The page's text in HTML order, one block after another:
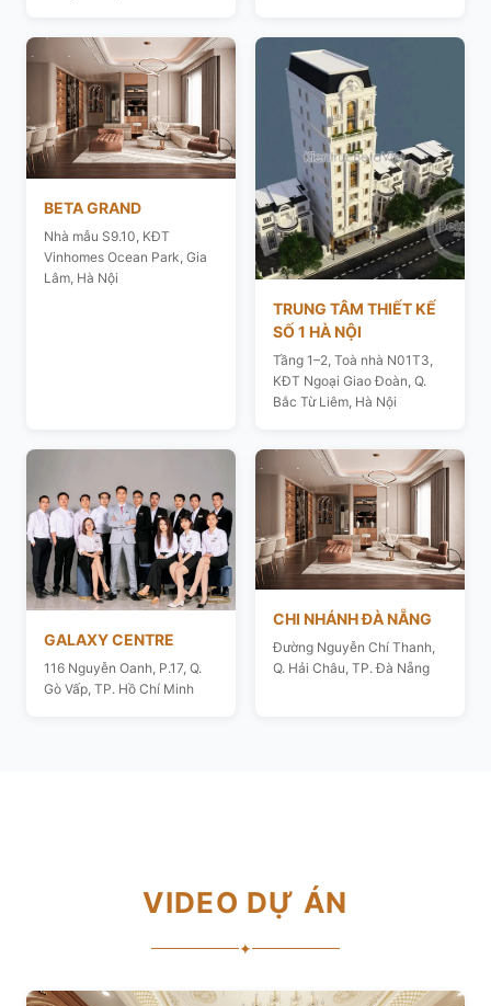
BETA GRAND
Nhà mẫu S9.10, KĐT
Vinhomes Ocean Park, Gia
Lâm, Hà Nội
TRUNG TÂM THIẾT KẾ
SỐ 1 HÀ NỘI
Tầng 1–2, Toà nhà N01T3,
KĐT Ngoại Giao Đoàn, Q.
Bắc Từ Liêm, Hà Nội
GALAXY CENTRE
116 Nguyễn Oanh, P.17, Q.
Gò Vấp, TP. Hồ Chí Minh
CHI NHÁNH ĐÀ NẴNG
Đường Nguyễn Chí Thanh,
Q. Hải Châu, TP. Đà Nẵng
VIDEO DỰ ÁN
✦